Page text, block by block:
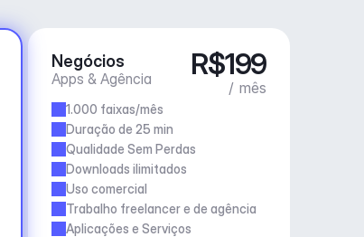
Negócios
Apps & Agência R$199
/ mês
1.000 faixas/mês
Duração de 25 min
Qualidade Sem Perdas
Downloads ilimitados
Uso comercial
Trabalho freelancer e de agência
Aplicações e Serviços